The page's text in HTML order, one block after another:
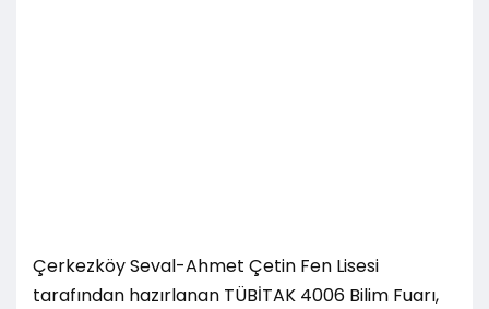
Çerkezköy Seval-Ahmet Çetin Fen Lisesi
tarafından hazırlanan TÜBİTAK 4006 Bilim Fuarı,